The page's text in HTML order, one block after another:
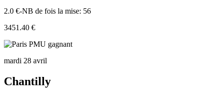
2.0 €-NB de fois la mise: 56
3451.40 €
mardi 28 avril
Chantilly